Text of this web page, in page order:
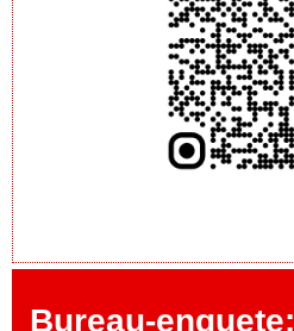
Bureau-enquete: